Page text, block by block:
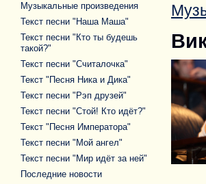
Музыкальные произведения
Текст песни "Наша Маша"
Текст песни "Кто ты будешь
такой?"
Текст песни "Считалочка"
Текст "Песня Ника и Дика"
Текст песни "Рэп друзей"
Текст песни "Стой! Кто идёт?"
Текст "Песня Императора"
Текст песни "Мой ангел"
Текст песни "Мир идёт за ней"
Последние новости